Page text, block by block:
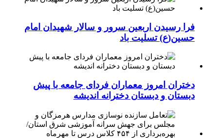
فرا رسیدن اربعین سرور و سالار شهیدان امام
حسین(ع) تسلیت باد
دختران امروز معماران فردای جامعه با پیش
دبستان و دبستان دخترانه اندیشه